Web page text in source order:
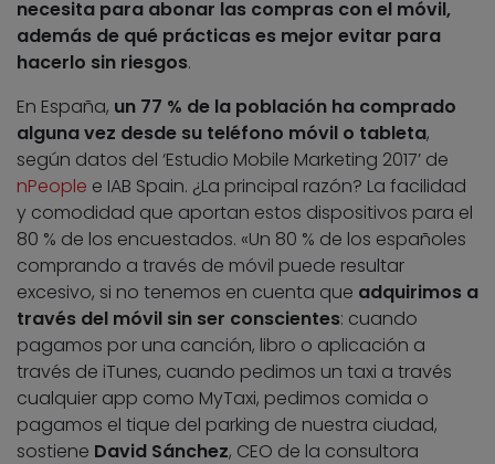
necesita para abonar las compras con el móvil,
además de qué prácticas es mejor evitar para
hacerlo sin riesgos.
En España, un 77 % de la población ha comprado
alguna vez desde su teléfono móvil o tableta,
según datos del ‘Estudio Mobile Marketing 2017’ de
nPeople e IAB Spain. ¿La principal razón? La facilidad
y comodidad que aportan estos dispositivos para el
80 % de los encuestados. «Un 80 % de los españoles
comprando a través de móvil puede resultar
excesivo, si no tenemos en cuenta que adquirimos a
través del móvil sin ser conscientes: cuando
pagamos por una canción, libro o aplicación a
través de iTunes, cuando pedimos un taxi a través
cualquier app como MyTaxi, pedimos comida o
pagamos el tique del parking de nuestra ciudad,
sostiene David Sánchez, CEO de la consultora